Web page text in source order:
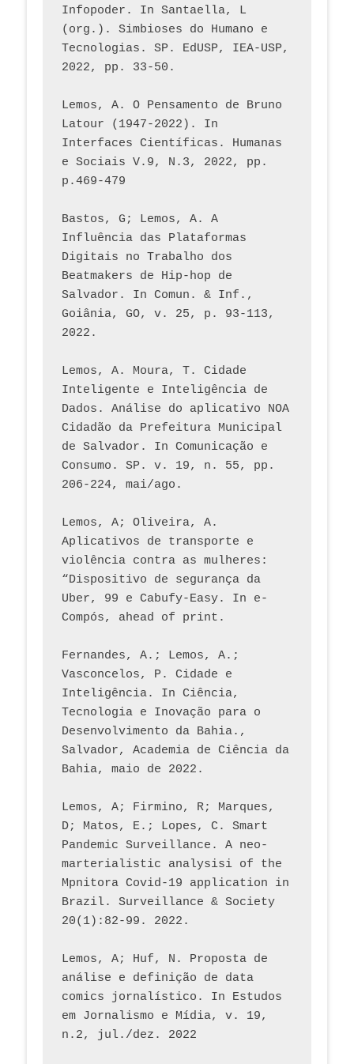
Infopoder. In Santaella, L
(org.). Simbioses do Humano e
Tecnologias. SP. EdUSP, IEA-USP,
2022, pp. 33-50.
Lemos, A. O Pensamento de Bruno
Latour (1947-2022). In
Interfaces Científicas. Humanas
e Sociais V.9, N.3, 2022, pp.
p.469-479
Bastos, G; Lemos, A. A
Influência das Plataformas
Digitais no Trabalho dos
Beatmakers de Hip-hop de
Salvador. In Comun. & Inf.,
Goiânia, GO, v. 25, p. 93-113,
2022.
Lemos, A. Moura, T. Cidade
Inteligente e Inteligência de
Dados. Análise do aplicativo NOA
Cidadão da Prefeitura Municipal
de Salvador. In Comunicação e
Consumo. SP. v. 19, n. 55, pp.
206-224, mai/ago.
Lemos, A; Oliveira, A.
Aplicativos de transporte e
violência contra as mulheres:
“Dispositivo de segurança da
Uber, 99 e Cabufy-Easy. In e-
Compós, ahead of print.
Fernandes, A.; Lemos, A.;
Vasconcelos, P. Cidade e
Inteligência. In Ciência,
Tecnologia e Inovação para o
Desenvolvimento da Bahia.,
Salvador, Academia de Ciência da
Bahia, maio de 2022.
Lemos, A; Firmino, R; Marques,
D; Matos, E.; Lopes, C. Smart
Pandemic Surveillance. A neo-
marterialistic analysisi of the
Mpnitora Covid-19 application in
Brazil. Surveillance & Society
20(1):82-99. 2022.
Lemos, A; Huf, N. Proposta de
análise e definição de data
comics jornalístico. In Estudos
em Jornalismo e Mídia, v. 19,
n.2, jul./dez. 2022